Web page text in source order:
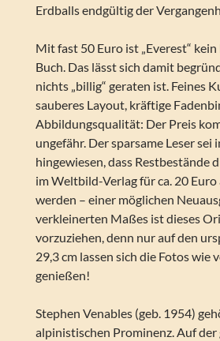
Erdballs endgültig der
Mit fast 50 Euro ist „Everest“
Buch. Das lässt sich damit
nichts „billig“ geraten ist. Feines
sauberes Layout, kräftige
Abbildungsqualität: Der Preis
ungefähr. Der sparsame Leser sei
hingewiesen, dass Restbestände
im Weltbild-Verlag für ca. 20
werden – einer möglichen
verkleinerten Maßes ist dieses
vorzuziehen, denn nur auf den
29,3 cm lassen sich die Fotos wie
genießen!
Stephen Venables (geb. 1954)
alpinistischen Prominenz. Auf